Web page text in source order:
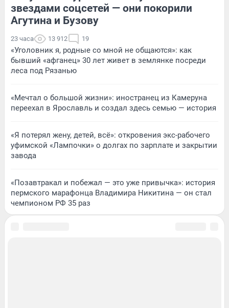
звездами соцсетей — они покорили
Агутина и Бузову
23 часа 13 912 19
«Уголовник я, родные со мной не общаются»: как
бывший «афганец» 30 лет живет в землянке посреди
леса под Рязанью
«Мечтал о большой жизни»: иностранец из Камеруна
переехал в Ярославль и создал здесь семью — история
«Я потерял жену, детей, всё»: откровения экс-рабочего
уфимской «Лампочки» о долгах по зарплате и закрытии
завода
«Позавтракал и побежал — это уже привычка»: история
пермского марафонца Владимира Никитина — он стал
чемпионом РФ 35 раз